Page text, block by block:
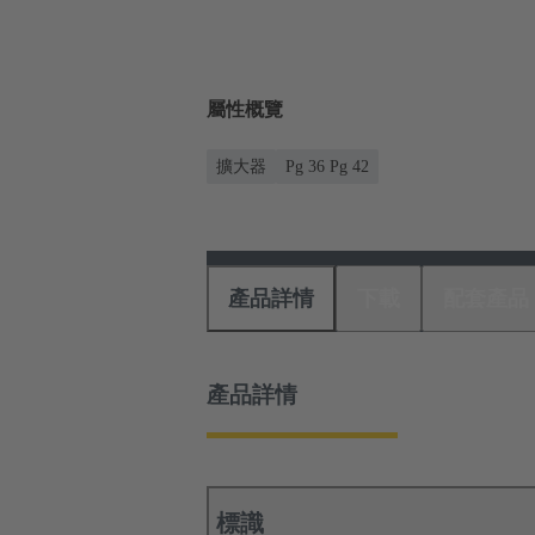
屬性概覽
擴大器 Pg 36 Pg 42
產品詳情
產品詳情
標識